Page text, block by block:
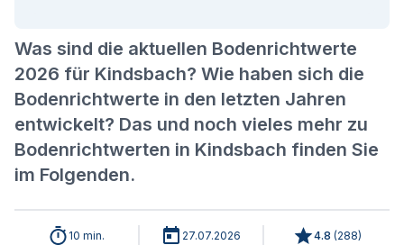
Was sind die aktuellen Bodenrichtwerte
2026 für Kindsbach? Wie haben sich die
Bodenrichtwerte in den letzten Jahren
entwickelt? Das und noch vieles mehr zu
Bodenrichtwerten in Kindsbach finden Sie
im Folgenden.
10 min. 27.07.2026 4.8 (288)